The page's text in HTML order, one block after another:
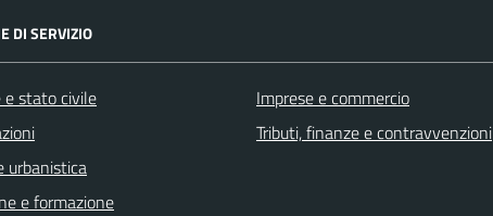
DI SERVIZIO
e stato civile
urbanistica
e formazione
Imprese e commercio
Tributi, finanze e contravvenzioni